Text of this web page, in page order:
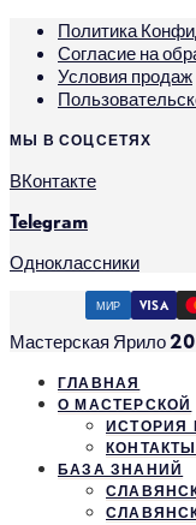
Политика
Согласие на
Условия продаж
МЫ В СОЦСЕТЯХ
ВКонтакте
Telegram
Одноклассники
МИР VISA
Мастерская Ярило
ГЛАВНАЯ
О МАСТЕРСКОЙ
ИСТОРИЯ
КОНТАКТЫ
БАЗА ЗНАНИЙ